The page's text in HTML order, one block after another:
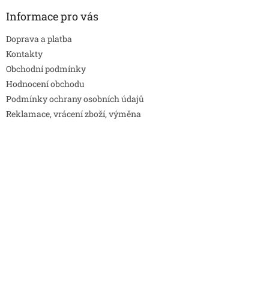
Informace pro vás
Doprava a platba
Kontakty
Obchodní podmínky
Hodnocení obchodu
Podmínky ochrany osobních údajů
Reklamace, vrácení zboží, výměna